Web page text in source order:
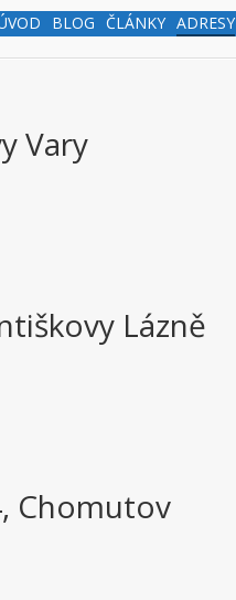
BLOG ČLÁNKY ADRESY
Vary
Lázně
Chomutov